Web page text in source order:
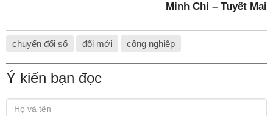
Minh Chi – Tuyết Mai
chuyển đổi số đổi mới công nghiệp
Ý kiến bạn đọc